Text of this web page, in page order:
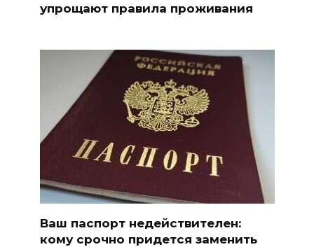
упрощают правила проживания
Ваш паспорт недействителен:
кому срочно придется заменить